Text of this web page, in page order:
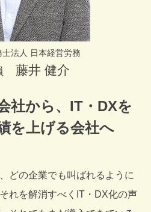
社から、IT・DXを
を上げる会社へ
どの企業でも叫ばれるように
れを解消すべくIT・DX化の声
法人 日本経営労務
藤井 健介